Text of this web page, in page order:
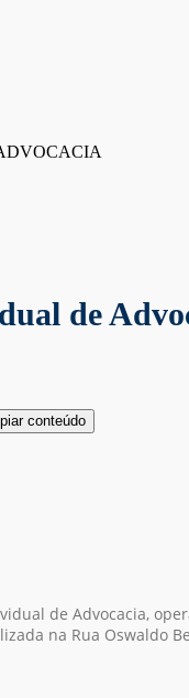
de
de Advocacia,
na Rua Oswaldo